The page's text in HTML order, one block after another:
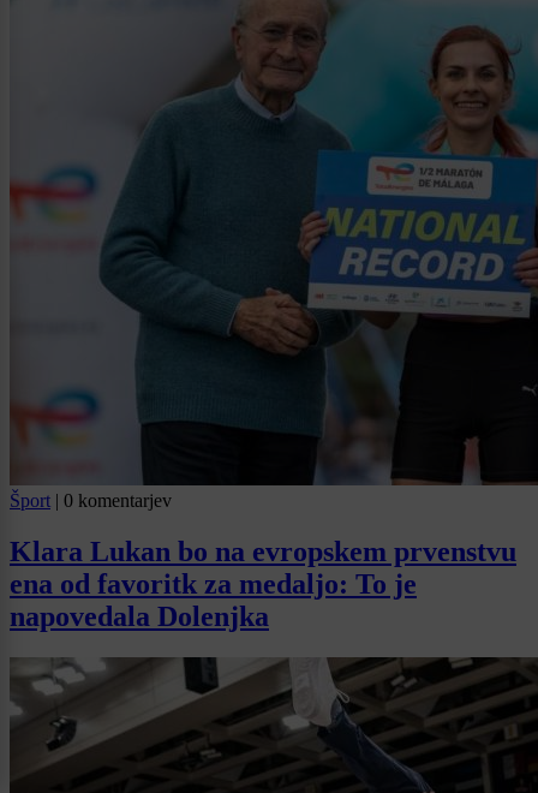
Šport | 0 komentarjev
Klara Lukan bo na evropskem prvenstvu
ena od favoritk za medaljo: To je
napovedala Dolenjka